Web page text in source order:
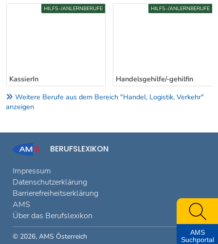
Uber weitere Berufsvorschläge
KassierIn
HILFS-/ANLERNBERUFE
Handelsgehilfe/-gehilfin
HILFS-/ANLERNBERUFE
Weitere Berufe aus dem Bereich "Handel, Logistik, Verkehr"
anzeigen
BERUFSLEXIKON
Impressum
Datenschutzerklärung
Barrierefreiheitserklärung
AMS
Über das Berufslexikon
© 2026, AMS Österreich
AMS
Suchportal